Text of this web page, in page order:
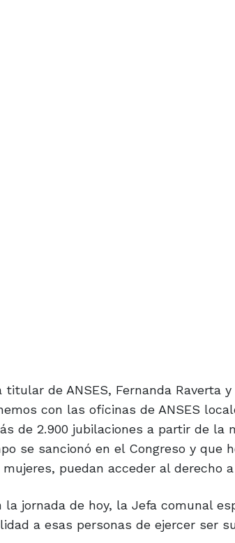
de ANSES, Fernanda Raverta
con las oficinas de ANSES
de 2.900 jubilaciones a partir de la
se sancionó en el Congreso y que
puedan acceder al derecho
jornada de hoy, la Jefa comunal
a esas personas de ejercer ser